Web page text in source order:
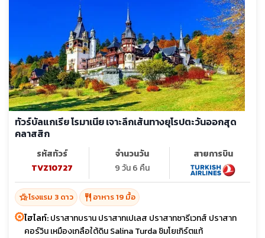
ทัวร์บัลแกเรีย โรมาเนีย เจาะลึกเส้นทางยุโรปตะวันออกสุด
คลาสสิก
รหัสทัวร์
TVZ10727
จำนวนวัน
9 วัน 6 คืน
สายการบิน
hotel_classโรงแรม 3 ดาว restaurant อาหาร 19 มื้อ
ไฮไลท์:ปราสาทบราน ปราสาทเปเลส ปราสาทซารีเวทส์ ปราสาท
คอร์วิน เหมืองเกลือใต้ดิน Salina Turda ชิมโยเกิร์ตแท้